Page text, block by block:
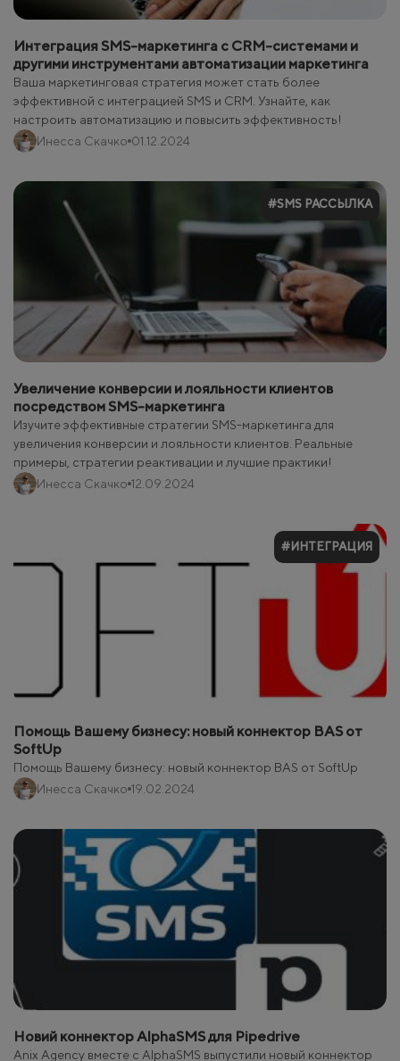
Интеграция SMS-маркетинга с CRM-системами и
другими инструментами автоматизации маркетинга
Ваша маркетинговая стратегия может стать более
эффективной с интеграцией SMS и CRM. Узнайте, как
настроить автоматизацию и повысить эффективность!
Инесса Скачко 01.12.2024
#SMS РАССЫЛКА
Увеличение конверсии и лояльности клиентов
посредством SMS-маркетинга
Изучите эффективные стратегии SMS-маркетинга для
увеличения конверсии и лояльности клиентов. Реальные
примеры, стратегии реактивации и лучшие практики!
Инесса Скачко 12.09.2024
#ИНТЕГРАЦИЯ
Помощь Вашему бизнесу: новый коннектор BAS от
SoftUp
Помощь Вашему бизнесу: новый коннектор BAS от SoftUp
Инесса Скачко 19.02.2024
Новий коннектор AlphaSMS для Pipedrive
Anix Agency вместе с AlphaSMS выпустили новый коннектор